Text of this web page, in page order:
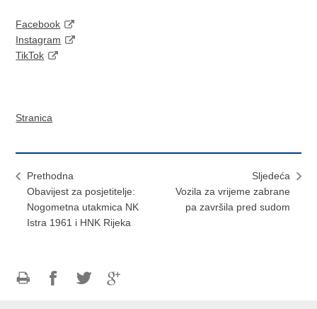
Facebook
Instagram
TikTok
Stranica
Prethodna
Obavijest za posjetitelje:
Nogometna utakmica NK
Istra 1961 i HNK Rijeka
Sljedeća
Vozila za vrijeme zabrane
pa završila pred sudom